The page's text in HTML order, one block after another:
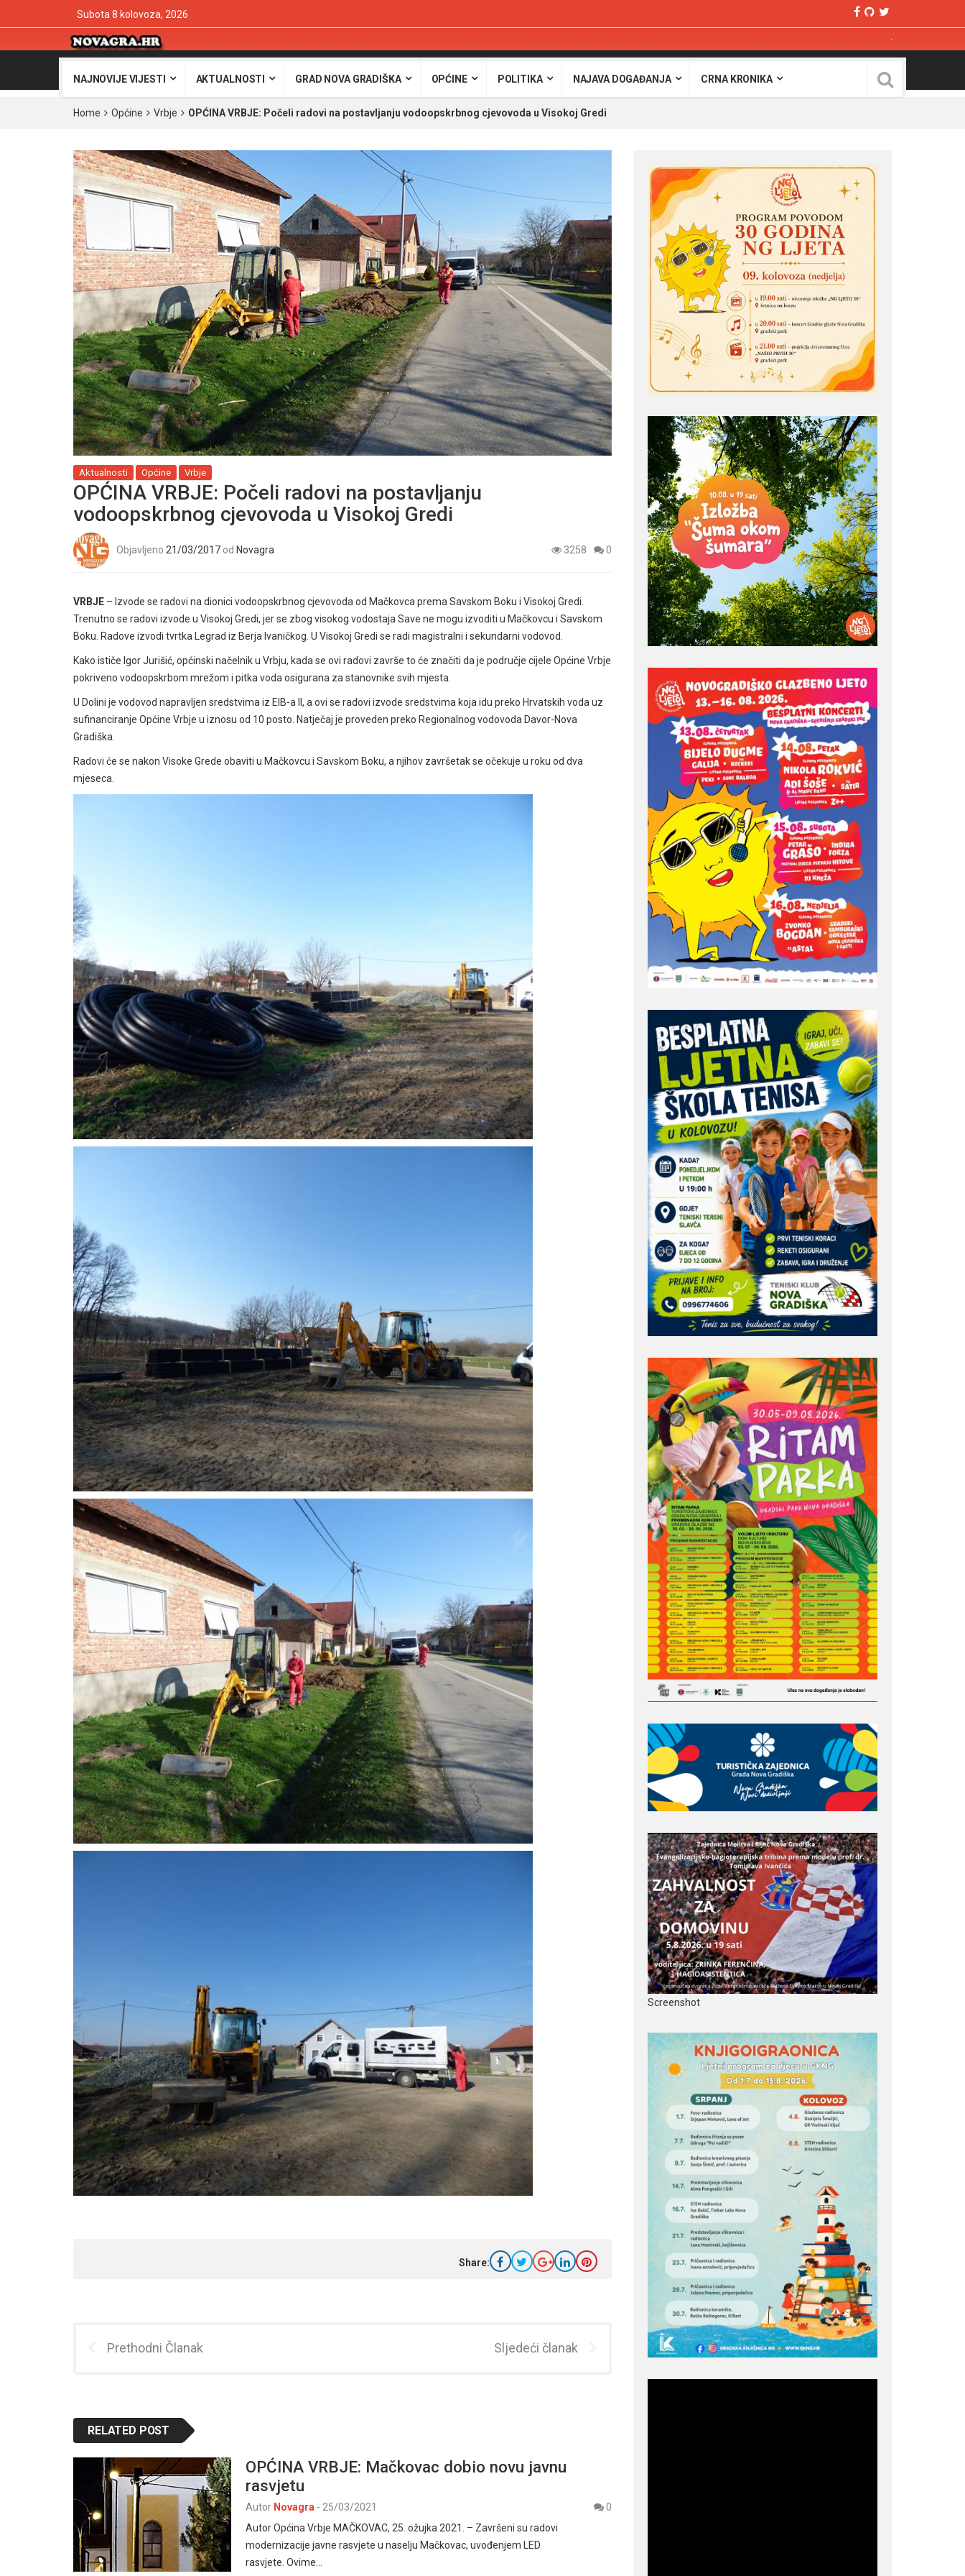
Subota 8 kolovoza, 2026
NAJNOVIJE VIJESTI AKTUALNOSTI GRAD NOVA GRADIŠKA OPĆINE POLITIKA NAJAVA DOGAĐANJA CRNA KRONIKA
Home Općine Vrbje OPĆINA VRBJE: Počeli radovi na postavljanju vodoopskrbnog cjevovoda u Visokoj Gredi
Aktualnosti Općine Vrbje
OPĆINA VRBJE: Počeli radovi na postavljanju
vodoopskrbnog cjevovoda u Visokoj Gredi
Objavljeno 21/03/2017 od Novagra 3258 0
VRBJE – Izvode se radovi na dionici vodoopskrbnog cjevovoda od Mačkovca prema Savskom Boku i Visokoj Gredi.
Trenutno se radovi izvode u Visokoj Gredi, jer se zbog visokog vodostaja Save ne mogu izvoditi u Mačkovcu i Savskom
Boku. Radove izvodi tvrtka Legrad iz Berja Ivaničkog. U Visokoj Gredi se radi magistralni i sekundarni vodovod.
Kako ističe Igor Jurišić, općinski načelnik u Vrbju, kada se ovi radovi završe to će značiti da je područje cijele Općine Vrbje
pokriveno vodoopskrbom mrežom i pitka voda osigurana za stanovnike svih mjesta.
U Dolini je vodovod napravljen sredstvima iz EIB-a II, a ovi se radovi izvode sredstvima koja idu preko Hrvatskih voda uz
sufinanciranje Općine Vrbje u iznosu od 10 posto. Natječaj je proveden preko Regionalnog vodovoda Davor-Nova
Gradiška.
Radovi će se nakon Visoke Grede obaviti u Mačkovcu i Savskom Boku, a njihov završetak se očekuje u roku od dva
mjeseca.
Share:
Prethodni Članak Sljedeći članak
RELATED POST
OPĆINA VRBJE: Mačkovac dobio novu javnu
rasvjetu
Autor Novagra - 25/03/2021
0
Autor Općina Vrbje MAČKOVAC, 25. ožujka 2021. – Završeni su radovi
modernizacije javne rasvjete u naselju Mačkovac, uvođenjem LED
rasvjete. Ovime…
Screenshot